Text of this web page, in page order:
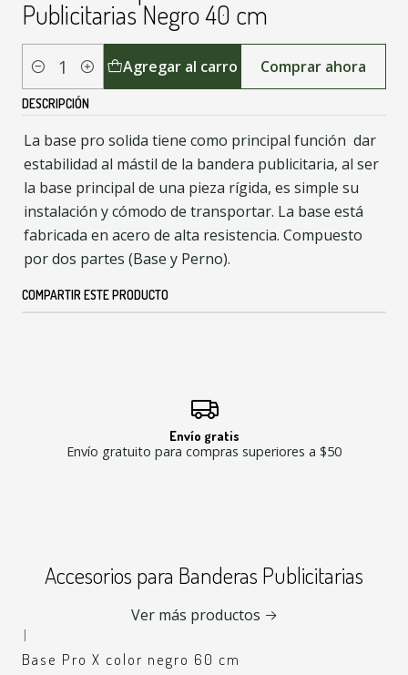
Publicitarias Negro 40 cm
Cantidad Agregar al carro Comprar ahora
DESCRIPCIÓN
La base pro solida tiene como principal función dar
estabilidad al mástil de la bandera publicitaria, al ser
la base principal de una pieza rígida, es simple su
instalación y cómodo de transportar. La base está
fabricada en acero de alta resistencia. Compuesto
por dos partes (Base y Perno).
COMPARTIR ESTE PRODUCTO
Envío gratis
Envío gratuito para compras superiores a $50
Accesorios para Banderas Publicitarias
Ver más productos
|
Base Pro X color negro 60 cm